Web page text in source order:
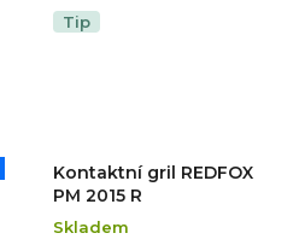
Kontaktní gril s...
Tip
Kontaktní gril REDFOX
PM 2015 R
Skladem